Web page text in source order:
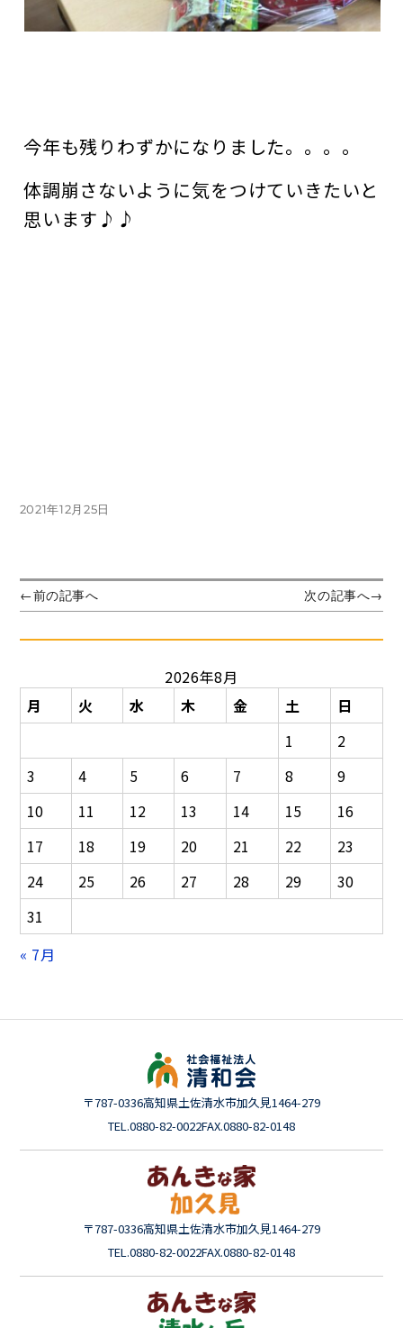
今年も残りわずかになりました。。。。
体調崩さないように気をつけていきたいと
思います♪♪
投
2021年12月25日
投
稿
ナ
ゲ
ー
シ
ン
前
の
稿:
←前の記事へ
の
稿:
次の記事へ→
2026年8月
月
火 水 木 金 土
日
1
2
3
4 5 6 7 8
9
10
11 12 13 14 15
16
17
18 19 20 21 22
23
24
25 26 27 28 29
30
31
« 7月
〒787-0336高知県土佐清水市加久見1464-279
TEL.0880-82-0022FAX.0880-82-0148
〒787-0336高知県土佐清水市加久見1464-279
TEL.0880-82-0022FAX.0880-82-0148